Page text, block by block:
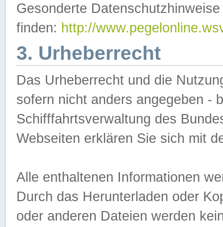
Gesonderte
finden: http://
3. Urheberrecht
Das Urheberrecht und die
sofern nicht anders angegeben -
Schifffahrtsverwaltung des
Webseiten erklären Sie sich mit
Alle enthaltenen Informationen
Durch das Herunterladen oder
oder anderen Dateien werden